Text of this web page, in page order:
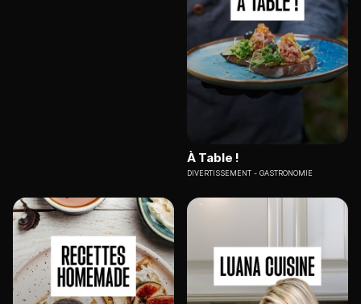
À Table !
DIVERTISSEMENT GASTRONOMIE